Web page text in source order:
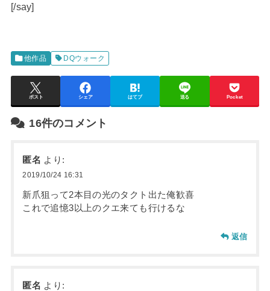
[/say]
他作品 DQウォーク
ポスト シェア はてブ 送る Pocket
16件のコメント
匿名 より:
2019/10/24 16:31
新爪狙って2本目の光のタクト出た俺歓喜
これで追憶3以上のクエ来ても行けるな
返信
匿名 より: